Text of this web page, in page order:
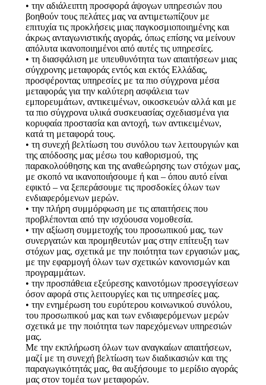
• την αδιάλειπτη προσφορά άψογων υπηρεσιών που
βοηθούν τους πελάτες μας να αντιμετωπίζουν με
επιτυχία τις προκλήσεις μιας παγκοσμιοποιημένης και
άκρως ανταγωνιστικής αγοράς, όπως επίσης να μείνουν
απόλυτα ικανοποιημένοι από αυτές τις υπηρεσίες.
• τη διασφάλιση με υπευθυνότητα των απαιτήσεων μιας
σύγχρονης μεταφοράς εντός και εκτός Ελλάδας,
προσφέροντας υπηρεσίες με τα πιο σύγχρονα μέσα
μεταφοράς για την καλύτερη ασφάλεια των
εμπορευμάτων, αντικειμένων, οικοσκευών αλλά και με
τα πιο σύγχρονα υλικά συσκευασίας σχεδιασμένα για
κορυφαία προστασία και αντοχή, των αντικειμένων,
κατά τη μεταφορά τους.
• τη συνεχή βελτίωση του συνόλου των λειτουργιών και
της απόδοσης μας μέσω του καθορισμού, της
παρακολούθησης και της αναθεώρησης των στόχων μας,
με σκοπό να ικανοποιήσουμε ή και – όπου αυτό είναι
εφικτό – να ξεπεράσουμε τις προσδοκίες όλων των
ενδιαφερόμενων μερών.
• την πλήρη συμμόρφωση με τις απαιτήσεις που
προβλέπονται από την ισχύουσα νομοθεσία.
• την αξίωση συμμετοχής του προσωπικού μας, των
συνεργατών και προμηθευτών μας στην επίτευξη των
στόχων μας, σχετικά με την ποιότητα των εργασιών μας,
με την εφαρμογή όλων των σχετικών κανονισμών και
προγραμμάτων.
• την προσπάθεια εξεύρεσης καινοτόμων προσεγγίσεων
όσον αφορά στις λειτουργίες και τις υπηρεσίες μας.
• την ενημέρωση του ευρύτερου κοινωνικού συνόλου,
του προσωπικού μας και των ενδιαφερόμενων μερών
σχετικά με την ποιότητα των παρεχόμενων υπηρεσιών
μας.
Με την εκπλήρωση όλων των αναγκαίων απαιτήσεων,
μαζί με τη συνεχή βελτίωση των διαδικασιών και της
παραγωγικότητάς μας, θα αυξήσουμε το μερίδιο αγοράς
μας στον τομέα των μεταφορών.